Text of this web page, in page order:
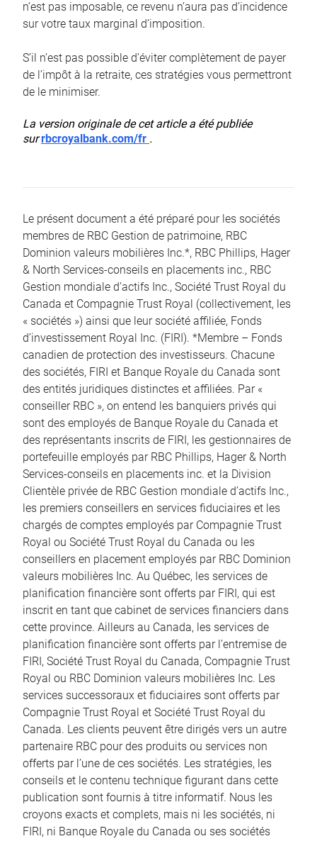
n’est pas imposable, ce revenu n’aura pas d’incidence
sur votre taux marginal d’imposition.
S’il n’est pas possible d’éviter complètement de payer
de l’impôt à la retraite, ces stratégies vous permettront
de le minimiser.
La version originale de cet article a été publiée
surrbcroyalbank.com/fr .
Le présent document a été préparé pour les sociétés
membres de RBC Gestion de patrimoine, RBC
Dominion valeurs mobilières Inc.*, RBC Phillips, Hager
& North Services-conseils en placements inc., RBC
Gestion mondiale d’actifs Inc., Société Trust Royal du
Canada et Compagnie Trust Royal (collectivement, les
« sociétés ») ainsi que leur société affiliée, Fonds
d’investissement Royal Inc. (FIRI). *Membre – Fonds
canadien de protection des investisseurs. Chacune
des sociétés, FIRI et Banque Royale du Canada sont
des entités juridiques distinctes et affiliées. Par «
conseiller RBC », on entend les banquiers privés qui
sont des employés de Banque Royale du Canada et
des représentants inscrits de FIRI, les gestionnaires de
portefeuille employés par RBC Phillips, Hager & North
Services-conseils en placements inc. et la Division
Clientèle privée de RBC Gestion mondiale d’actifs Inc.,
les premiers conseillers en services fiduciaires et les
chargés de comptes employés par Compagnie Trust
Royal ou Société Trust Royal du Canada ou les
conseillers en placement employés par RBC Dominion
valeurs mobilières Inc. Au Québec, les services de
planification financière sont offerts par FIRI, qui est
inscrit en tant que cabinet de services financiers dans
cette province. Ailleurs au Canada, les services de
planification financière sont offerts par l’entremise de
FIRI, Société Trust Royal du Canada, Compagnie Trust
Royal ou RBC Dominion valeurs mobilières Inc. Les
services successoraux et fiduciaires sont offerts par
Compagnie Trust Royal et Société Trust Royal du
Canada. Les clients peuvent être dirigés vers un autre
partenaire RBC pour des produits ou services non
offerts par l’une de ces sociétés. Les stratégies, les
conseils et le contenu technique figurant dans cette
publication sont fournis à titre informatif. Nous les
croyons exacts et complets, mais ni les sociétés, ni
FIRI, ni Banque Royale du Canada ou ses sociétés